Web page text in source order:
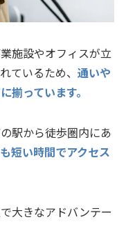
施設やオフィスが立
ているため、 通いや
揃っています。
駅から徒歩圏内にあ
短い時間でアクセス
大きなアドバンテー